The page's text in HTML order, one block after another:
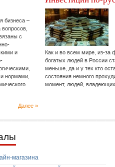
бизнеса –
вопросов,
с
и
нормами,
Далее »
Как и во всем мире, из-за
богатых людей в России
меньше, да и у тех кто
состояния немного
момент, людей, владеющих
магазина